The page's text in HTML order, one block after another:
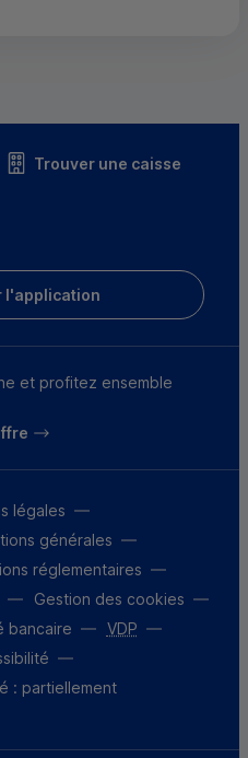
Trouver une caisse
l'application
et profitez ensemble
légales
générales
réglementaires
Gestion des cookies
bancaire
VDP
: partiellement